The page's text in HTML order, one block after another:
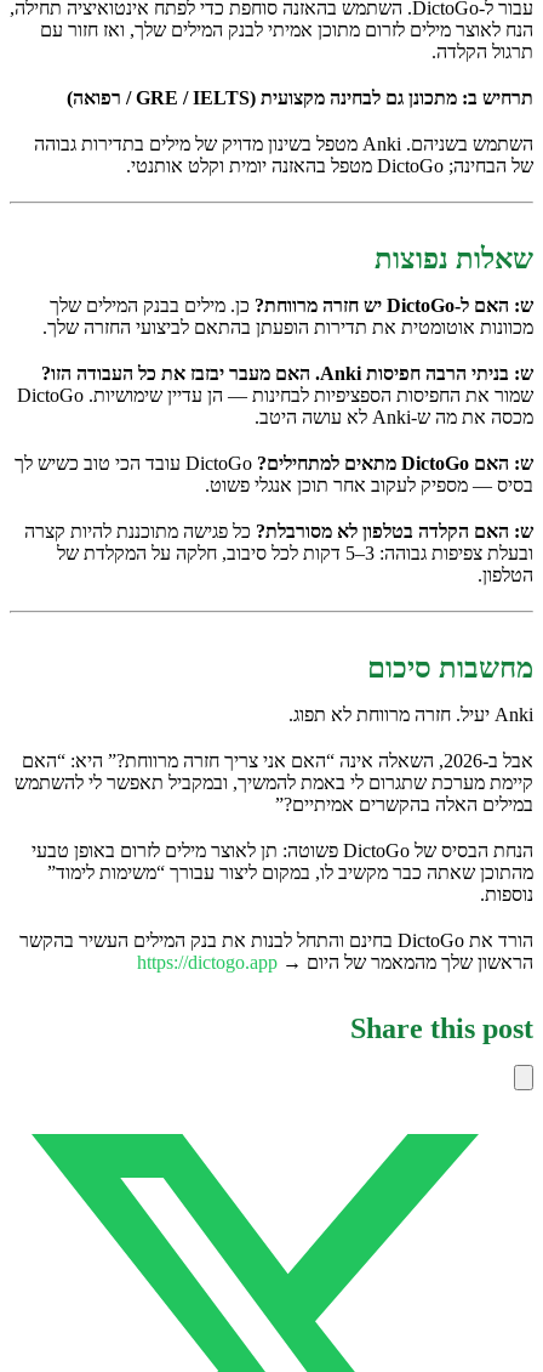
עבור ל-DictoGo. השתמש בהאזנה סוחפת כדי לפתח אינטואיציה תחילה,
הנח לאוצר מילים לזרום מתוכן אמיתי לבנק המילים שלך, ואז חזור עם
תרגול הקלדה.
תרחיש ב: מתכונן גם לבחינה מקצועית (GRE / IELTS / רפואה)
השתמש בשניהם. Anki מטפל בשינון מדויק של מילים בתדירות גבוהה
של הבחינה; DictoGo מטפל בהאזנה יומית וקלט אותנטי.
שאלות נפוצות
ש: האם ל-DictoGo יש חזרה מרווחת?
כן. מילים בבנק המילים שלך
מכוונות אוטומטית את תדירות הופעתן בהתאם לביצועי החזרה שלך.
ש: בניתי הרבה חפיסות Anki. האם מעבר יבזבז את כל העבודה הזו?
שמור את החפיסות הספציפיות לבחינות — הן עדיין שימושיות. DictoGo
מכסה את מה ש-Anki לא עושה היטב.
ש: האם DictoGo מתאים למתחילים?
DictoGo עובד הכי טוב כשיש לך
בסיס — מספיק לעקוב אחר תוכן אנגלי פשוט.
ש: האם הקלדה בטלפון לא מסורבלת? כל פגישה מתוכננת להיות קצרה
ובעלת צפיפות גבוהה: 3–5 דקות לכל סיבוב, חלקה על המקלדת של
הטלפון.
מחשבות סיכום
Anki יעיל. חזרה מרווחת לא תפוג.
אבל ב-2026, השאלה אינה “האם אני צריך חזרה מרווחת?” היא: “האם
קיימת מערכת שתגרום לי באמת להמשיך, ובמקביל תאפשר לי להשתמש
במילים האלה בהקשרים אמיתיים?”
הנחת הבסיס של DictoGo פשוטה: תן לאוצר מילים לזרום באופן טבעי
מהתוכן שאתה כבר מקשיב לו, במקום ליצור עבורך “משימות לימוד”
נוספות.
הורד את DictoGo בחינם והתחל לבנות את בנק המילים העשיר בהקשר
הראשון שלך מהמאמר של היום → https://dictogo.app
Share this post